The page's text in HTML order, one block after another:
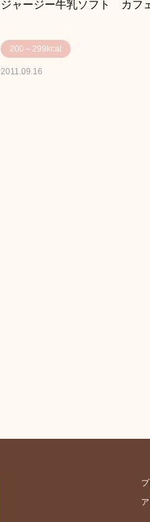
ジャージー牛乳ソフト カフ
200～299kcal
2011.09.16